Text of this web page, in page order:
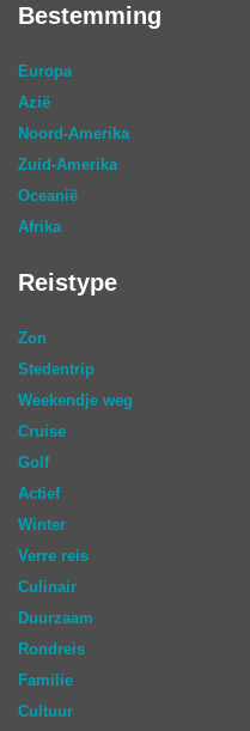
Bestemming
Europa
Azië
Noord-Amerika
Zuid-Amerika
Oceanië
Afrika
Reistype
Zon
Stedentrip
Weekendje weg
Cruise
Golf
Actief
Winter
Verre reis
Culinair
Duurzaam
Rondreis
Familie
Cultuur